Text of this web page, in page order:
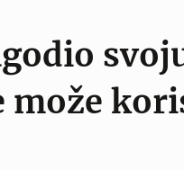
može